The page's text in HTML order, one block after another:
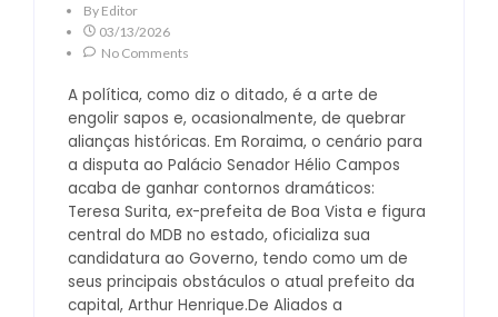
By Editor
03/13/2026
No Comments
A política, como diz o ditado, é a arte de
engolir sapos e, ocasionalmente, de quebrar
alianças históricas. Em Roraima, o cenário para
a disputa ao Palácio Senador Hélio Campos
acaba de ganhar contornos dramáticos:
Teresa Surita, ex-prefeita de Boa Vista e figura
central do MDB no estado, oficializa sua
candidatura ao Governo, tendo como um de
seus principais obstáculos o atual prefeito da
capital, Arthur Henrique.De Aliados a